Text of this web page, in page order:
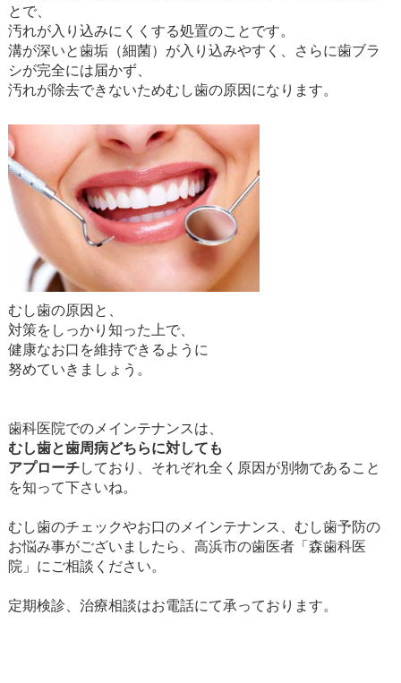
とで、
汚れが入り込みにくくする処置のことです。
溝が深いと歯垢（細菌）が入り込みやすく、さらに歯ブラ
シが完全には届かず、
汚れが除去できないためむし歯の原因になります。
むし歯の原因と、
対策をしっかり知った上で、
健康なお口を維持できるように
努めていきましょう。
歯科医院でのメインテナンスは、
むし歯と歯周病どちらに対しても
アプローチしており、それぞれ全く原因が別物であること
を知って下さいね。
むし歯のチェックやお口のメインテナンス、むし歯予防の
お悩み事がございましたら、高浜市の歯医者「森歯科医
院」にご相談ください。
定期検診、治療相談はお電話にて承っております。